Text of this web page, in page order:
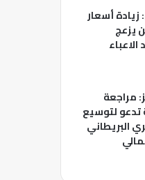
زيادة أسعار
يزعج
الاعباء
مراجعة
تدعو لتوسيع
البريطاني